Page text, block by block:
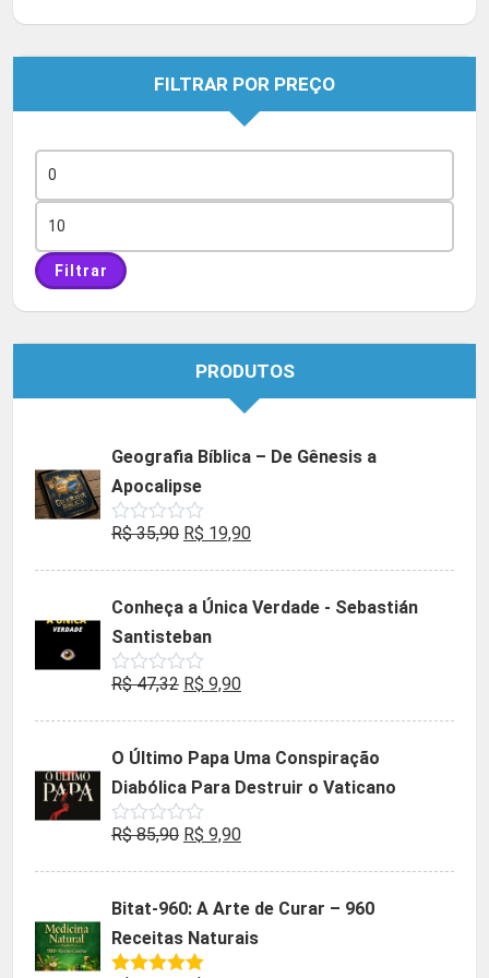
FILTRAR POR PREÇO
mínimo
máximo
Filtrar
PRODUTOS
Geografia Bíblica – De Gênesis a
Apocalipse
Avaliação
de
R$35,90 O
era:
R$ 35,90.
R$ 19,90O
é:
Conheça a Única Verdade - Sebastián
Santisteban
Avaliação
de
R$47,32 O
era:
R$ 47,32.
R$ 9,90O
é:
R$ 9,90.
O Último Papa Uma Conspiração
Diabólica Para Destruir o Vaticano
Avaliação
de
R$85,90 O
era:
R$ 85,90.
R$ 9,90O
é:
R$ 9,90.
Bitat-960: A Arte de Curar – 960
Receitas Naturais